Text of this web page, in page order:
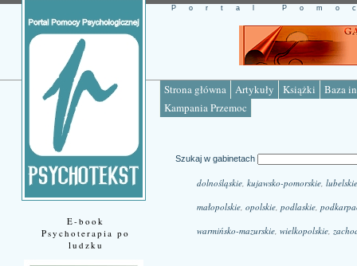
Strona główna Artykuły Książki
Baza
Kampania Przemoc
Portal
E-book
Psychoterapia po
ludzku
Szukaj w gabinetach
dolnośląskie, kujawsko-pomorskie, lubelskie
małopolskie, opolskie, podlaskie,
warmińsko-mazurskie, wielkopolskie,